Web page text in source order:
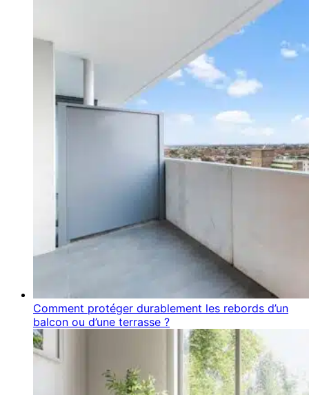
Comment protéger durablement les rebords d’un
balcon ou d’une terrasse ?